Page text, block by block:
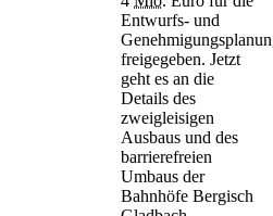
Entwurfs- und
freigegeben. Jetzt
geht es an die
Details des
zweigleisigen
Ausbaus und des
barrierefreien
Umbaus der
Bahnhöfe Bergisch